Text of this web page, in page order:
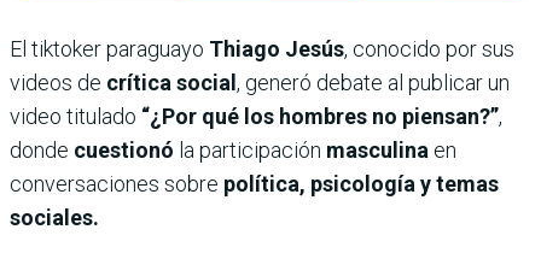
El tiktoker paraguayo Thiago Jesús, conocido por sus
videos de crítica social , generó debate al publicar un
video titulado “¿Por qué los hombres no piensan?”,
donde cuestionó la participación masculina en
conversaciones sobre política, psicología y temas
sociales.